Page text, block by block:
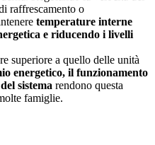
raffrescamento o
temperature interne
e riducendo i livelli
superiore a quello delle unità
energetico, il funzionamento
sistema rendono questa
famiglie.